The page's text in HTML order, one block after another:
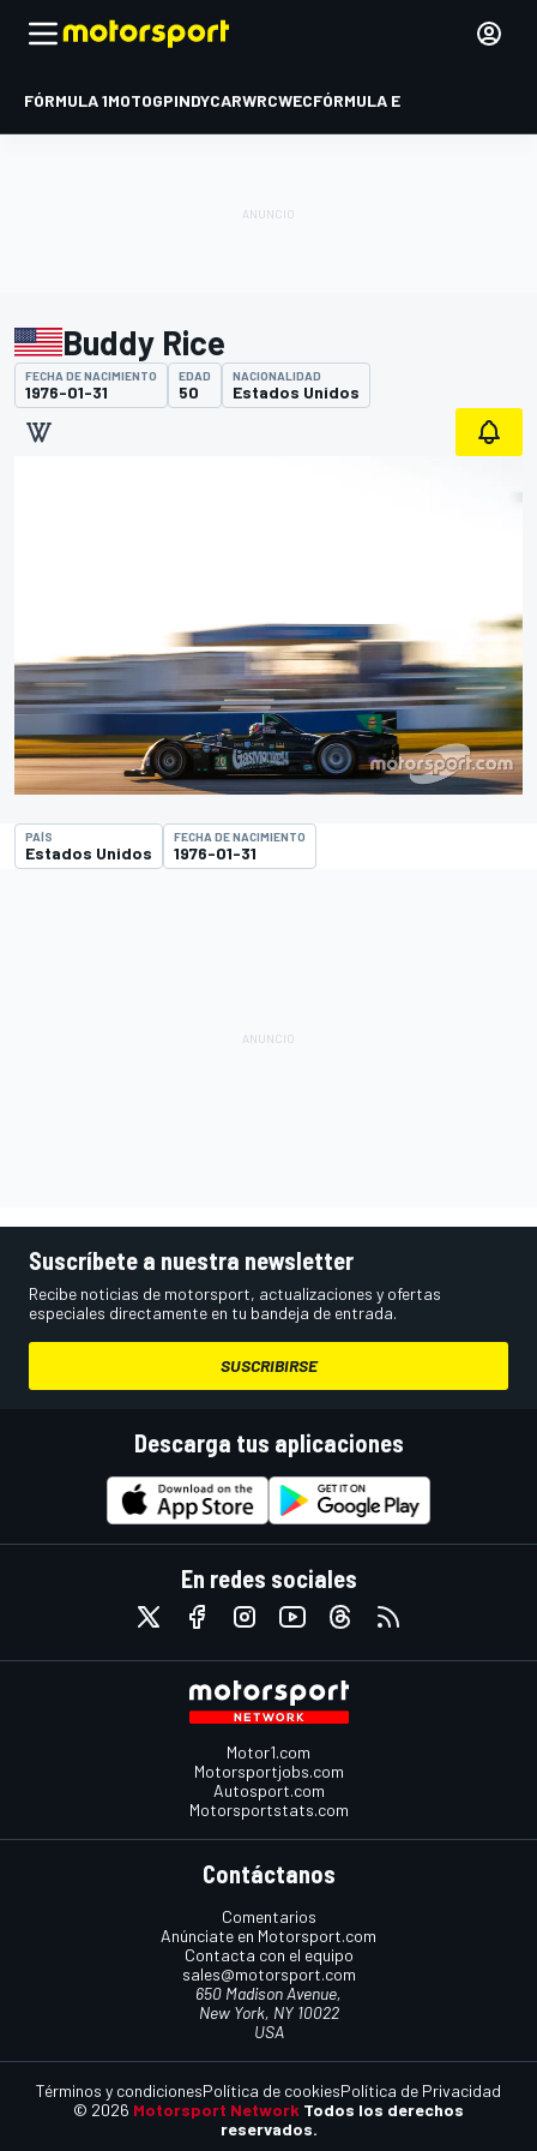
FÓRMULA 1MOTOGPINDYCARWRCWECFÓRMULA E
Buddy Rice
FECHA DE NACIMIENTO
1976-01-31
EDAD
50
NACIONALIDAD
Estados Unidos
PAÍS
Estados Unidos
FECHA DE NACIMIENTO
1976-01-31
Suscríbete a nuestra newsletter
Recibe noticias de motorsport, actualizaciones y ofertas
especiales directamente en tu bandeja de entrada.
SUSCRIBIRSE
Descarga tus aplicaciones
En redes sociales
Motor1.com
Motorsportjobs.com
Autosport.com
Motorsportstats.com
Contáctanos
Comentarios
Anúnciate en Motorsport.com
Contacta con el equipo
sales@motorsport.com
650 Madison Avenue,
New York, NY 10022
USA
© 2026 Motorsport Network Todos los derechos
reservados.
Términos y condicionesPolítica de cookiesPolítica de Privacidad